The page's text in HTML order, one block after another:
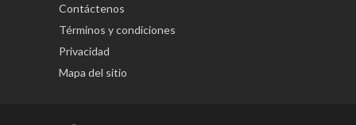
Contáctenos
Términos y condiciones
Privacidad
Mapa del sitio